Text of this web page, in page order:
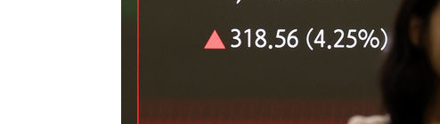
[속보]경찰·노동부, HL만도 평택사업장 끼임 사망 관련 압수수색
[속보]합수본, '투표율 허위 입력' 중앙·서울·경기도 선관위 등 9곳
[속보]코스닥, 5.95포인트(0.74%) 상승한 807.62개장